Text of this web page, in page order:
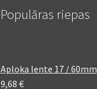
Populāras riepas
Aploka lente 17 / 60mm
9,68 €